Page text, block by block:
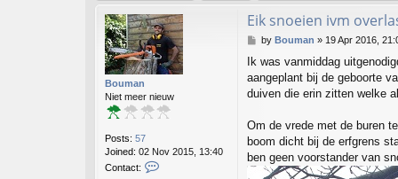
Bouman
Niet meer nieuw
Posts: 57
Joined: 02 Nov 2015, 13:40
Contact:
Eik snoeien ivm
P
s
t
by Bouman » 19 Apr 2016,
Ik was vanmiddag
aangeplant bij de geboorte
duiven die erin zitten welke
Om de vrede met de buren
boom dicht bij de erfgrens
ben geen voorstander van